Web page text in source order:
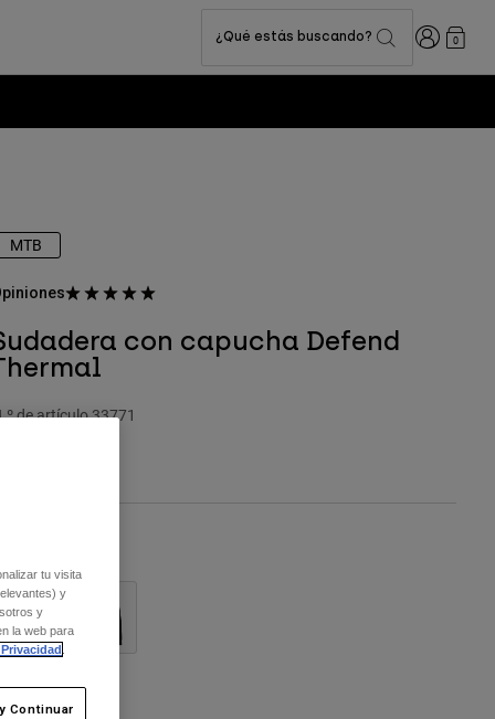
¿Qué estás buscando? Iniciar0
MTB
con capucha Defend
de artículo33771
Cuadro de tallas
tu visita
y
y
la web para
.
Continuar